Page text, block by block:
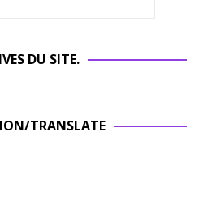
DU SITE.
TRANSLATE